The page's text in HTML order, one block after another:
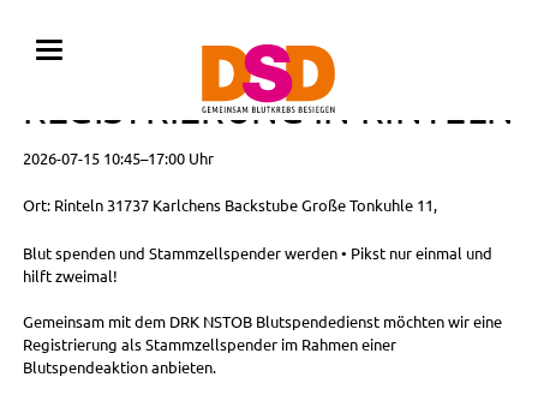
BLUTSPENDE MIT
REGISTRIERUNG IN RINTELN
2026-07-15 10:45–17:00 Uhr
Ort: Rinteln 31737 Karlchens Backstube Große Tonkuhle 11,
Blut spenden und Stammzellspender werden • Pikst nur einmal und
hilft zweimal!
Gemeinsam mit dem DRK NSTOB Blutspendedienst möchten wir eine
Registrierung als Stammzellspender im Rahmen einer
Blutspendeaktion anbieten.